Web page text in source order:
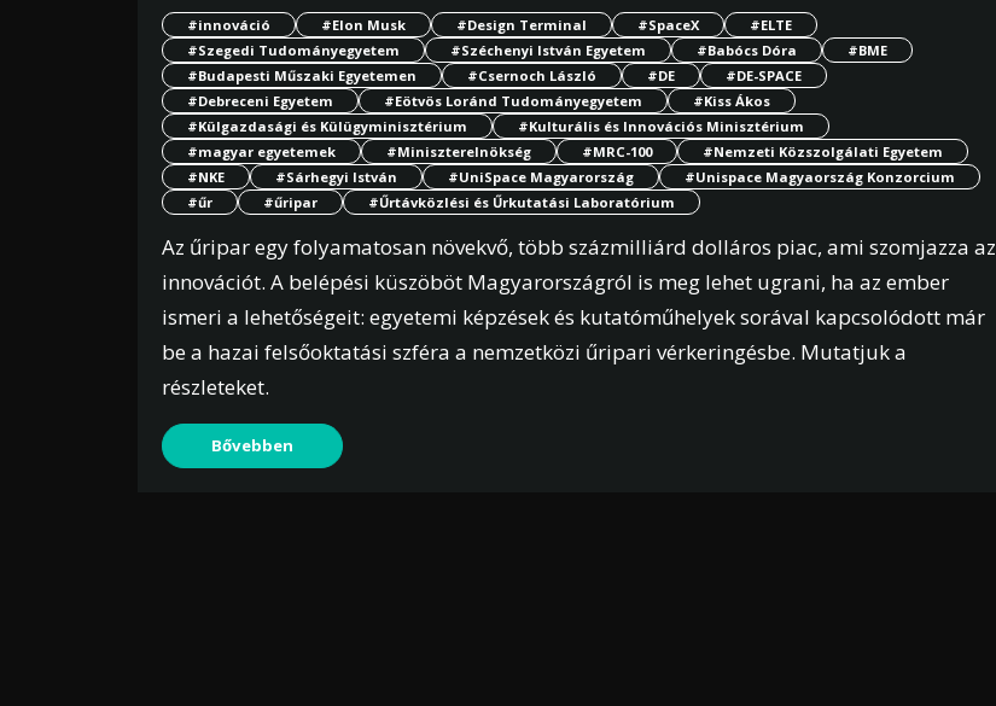
#innováció #Elon Musk #Design Terminal #SpaceX
#ELTE
#Szegedi Tudományegyetem
#Széchenyi István Egyetem #Babócs Dóra
#BME
#Budapesti Műszaki Egyetemen
#Csernoch László #DE
#DE-SPACE
#Debreceni Egyetem
#Eötvös Loránd Tudományegyetem
#Kiss Ákos
#Külgazdasági és Külügyminisztérium
#Kulturális és Innovációs Minisztérium
#magyar egyetemek
#Miniszterelnökség #MRC-100
#Nemzeti Közszolgálati Egyetem
#NKE
#Sárhegyi István #UniSpace Magyarország
#Unispace Magyaország Konzorcium
#űr
#űripar #Űrtávközlési és Űrkutatási Laboratórium
Az űripar egy folyamatosan növekvő, több százmilliárd dolláros piac, ami szomjazza az
innovációt. A belépési küszöböt Magyarországról is meg lehet ugrani, ha az ember
ismeri a lehetőségeit: egyetemi képzések és kutatóműhelyek sorával kapcsolódott már
be a hazai felsőoktatási szféra a nemzetközi űripari vérkeringésbe. Mutatjuk a
részleteket.
Bővebben